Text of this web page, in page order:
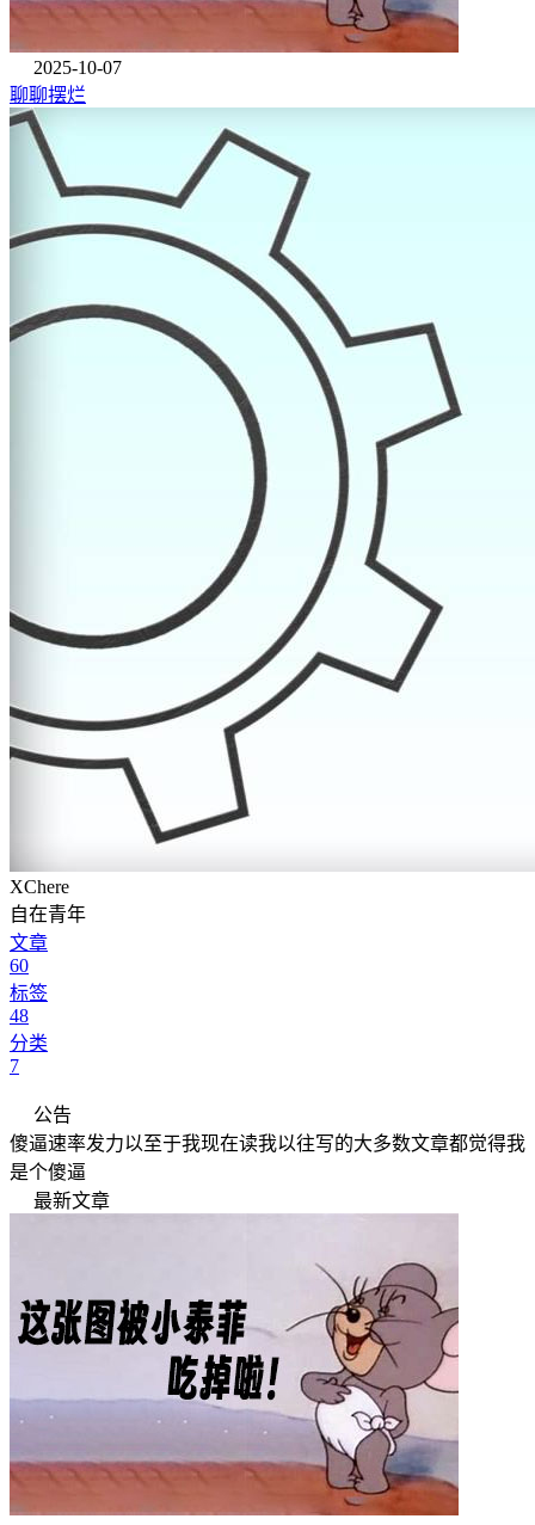
2025-10-07
聊聊摆烂
XChere
自在青年
文章
60
标签
48
分类
7
公告
傻逼速率发力以至于我现在读我以往写的大多数文章都觉得我
是个傻逼
最新文章